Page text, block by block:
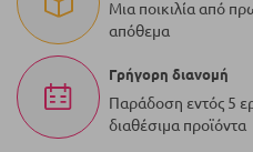
Μια ποικιλία από
απόθεμα
Γρήγορη διανομή
Παράδοση εντός 5
διαθέσιμα προϊόντα